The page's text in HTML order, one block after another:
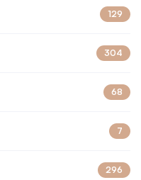
129
304
68
7
296